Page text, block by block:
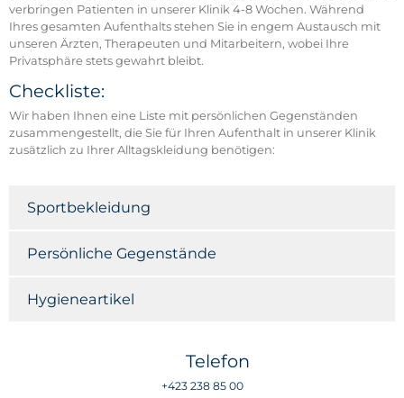
verbringen Patienten in unserer Klinik 4-8 Wochen. Während
Ihres gesamten Aufenthalts stehen Sie in engem Austausch mit
unseren Ärzten, Therapeuten und Mitarbeitern, wobei Ihre
Privatsphäre stets gewahrt bleibt.
Checkliste:
Wir haben Ihnen eine Liste mit persönlichen Gegenständen
zusammengestellt, die Sie für Ihren Aufenthalt in unserer Klinik
zusätzlich zu Ihrer Alltagskleidung benötigen:
Sportbekleidung
Persönliche Gegenstände
Hygieneartikel
Telefon
+423 238 85 00